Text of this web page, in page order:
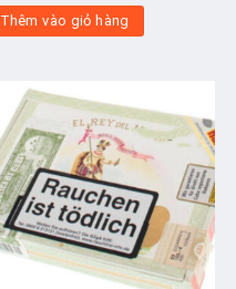
Thêm vào giỏ hàng